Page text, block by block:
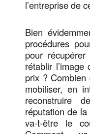
l’entreprise de
Bien
procédures
pour
rétablir
prix ?
mobiliser, en
reconstruire
réputation de
va-t-être le